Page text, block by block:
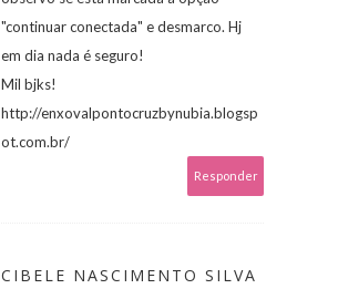
"continuar conectada" e desmarco. Hj
em dia nada é seguro!
Mil bjks!
http://enxovalpontocruzbynubia.blogsp
ot.com.br/
Responder
CIBELE NASCIMENTO SILVA